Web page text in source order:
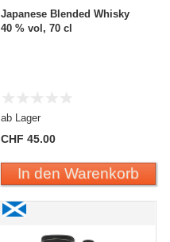
Japanese Blended Whisky
40 % vol, 70 cl
ab Lager
CHF 45.00
In den Warenkorb